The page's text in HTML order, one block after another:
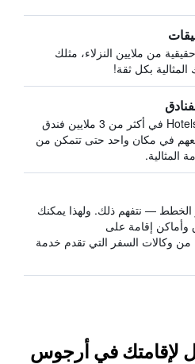
من ملايين النزلاء، مثلك
بكل ثقة!
يبحث HotelsCombined في أكثر من 3 ملايين فندق
في مكان واحد حتى تتمكن من
المثالية.
الخطط — نتفهم ذلك. ولهذا يمكنك
وأماكن إقامة على
HotelsCombined من وكالات السفر التي تقدم خدمة
لإقامتك في أرجوس